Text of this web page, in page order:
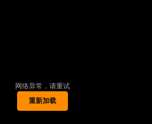
网络异常，请重试
重新加载